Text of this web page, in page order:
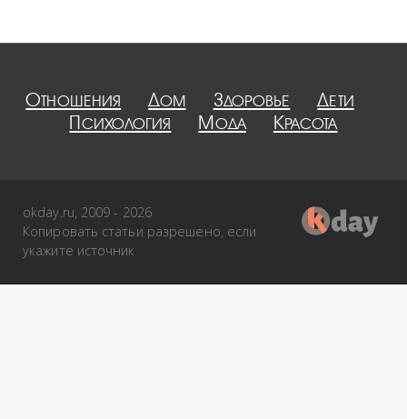
Отношения Дом Здоровье
Дети
Психология
Мода Красота
okday.ru, 2009 - 2026
Копировать статьи разрешено, если
укажите источник